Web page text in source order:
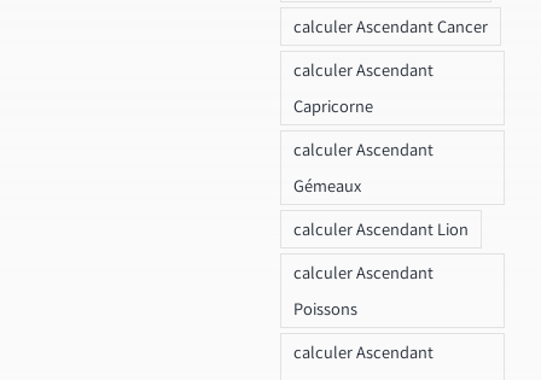
calculer Ascendant Cancer
calculer Ascendant
Capricorne
calculer Ascendant
Gémeaux
calculer Ascendant Lion
calculer Ascendant
Poissons
calculer Ascendant